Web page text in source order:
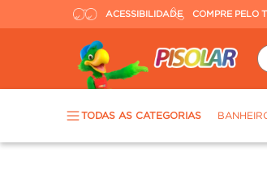
ACESSIBILIDADE COMPRE PELO
TODAS AS CATEGORIAS